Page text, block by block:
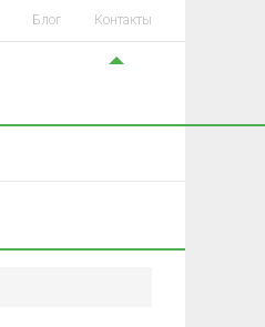
Блог Контакты